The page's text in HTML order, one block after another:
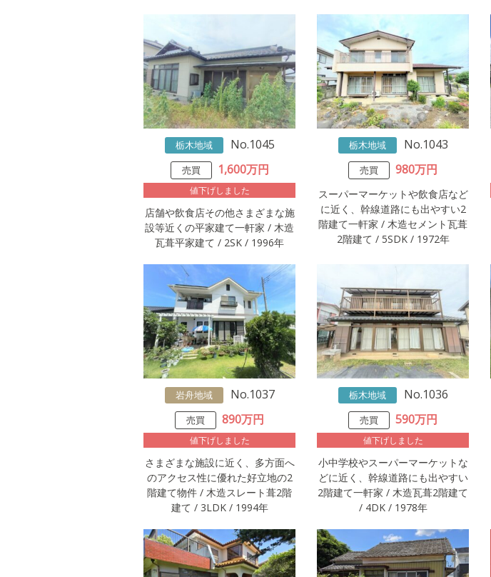
栃木地域 No.1045
売買 1,600万円
値下げしました
店舗や飲食店その他さまざまな施
設等近くの平家建て一軒家 / 木造
瓦葺平家建て / 2SK / 1996年
栃木地域 No.1043
売買 980万円
スーパーマーケットや飲食店など
に近く、幹線道路にも出やすい2
階建て一軒家 / 木造セメント瓦葺
2階建て / 5SDK / 1972年
岩舟地域 No.1037
売買 890万円
値下げしました
さまざまな施設に近く、多方面へ
のアクセス性に優れた好立地の2
階建て物件 / 木造スレート葺2階
建て / 3LDK / 1994年
栃木地域 No.1036
売買 590万円
値下げしました
小中学校やスーパーマーケットな
どに近く、幹線道路にも出やすい
2階建て一軒家 / 木造瓦葺2階建て
/ 4DK / 1978年